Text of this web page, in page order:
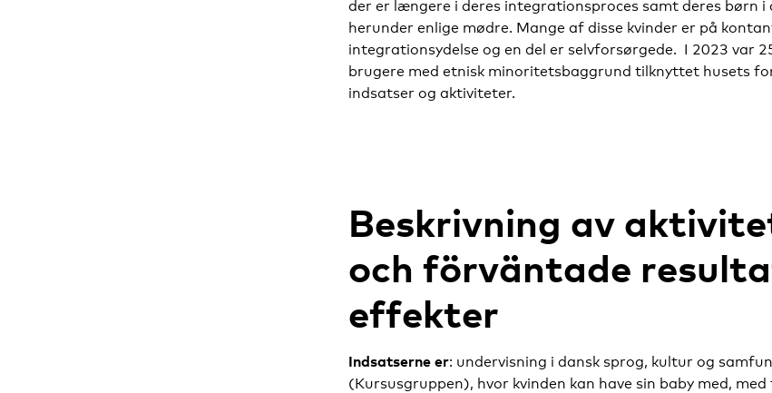
der er længere i deres integrationsproces samt deres børn i
herunder enlige mødre. Mange af disse kvinder er på
integrationsydelse og en del er selvforsørgede. I 2023 var
brugere med etnisk minoritetsbaggrund tilknyttet husets
indsatser og aktiviteter.
Beskrivning av
och förväntade
effekter
Indsatserne er: undervisning i dansk sprog, kultur og
(Kursusgruppen), hvor kvinden kan have sin baby med,